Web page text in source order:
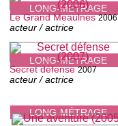
LONG-MÉTRAGE
LONG-MÉTRAGE
Le Grand Meaulnes 2006
acteur / actrice
LONG-MÉTRAGE
Secret défense 2007
acteur / actrice